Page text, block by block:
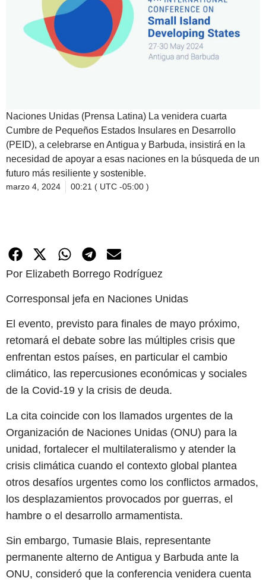
Naciones Unidas (Prensa Latina) La venidera cuarta
Cumbre de Pequeños Estados Insulares en Desarrollo
(PEID), a celebrarse en Antigua y Barbuda, insistirá en la
necesidad de apoyar a esas naciones en la búsqueda de un
futuro más resiliente y sostenible.
marzo 4, 2024 00:21 ( UTC -05:00 )
Por Elizabeth Borrego Rodríguez
Corresponsal jefa en Naciones Unidas
El evento, previsto para finales de mayo próximo,
retomará el debate sobre las múltiples crisis que
enfrentan estos países, en particular el cambio
climático, las repercusiones económicas y sociales
de la Covid-19 y la crisis de deuda.
La cita coincide con los llamados urgentes de la
Organización de Naciones Unidas (ONU) para la
unidad, fortalecer el multilateralismo y atender la
crisis climática cuando el contexto global plantea
otros desafíos urgentes como los conflictos armados,
los desplazamientos provocados por guerras, el
hambre o el desarrollo armamentista.
Sin embargo, Tumasie Blais, representante
permanente alterno de Antigua y Barbuda ante la
ONU, consideró que la conferencia venidera cuenta